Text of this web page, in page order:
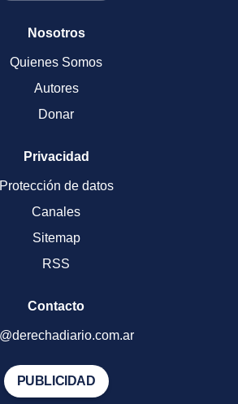
Nosotros
Quienes Somos
Autores
Donar
Privacidad
Protección de datos
Canales
Sitemap
RSS
Contacto
PUBLICIDAD